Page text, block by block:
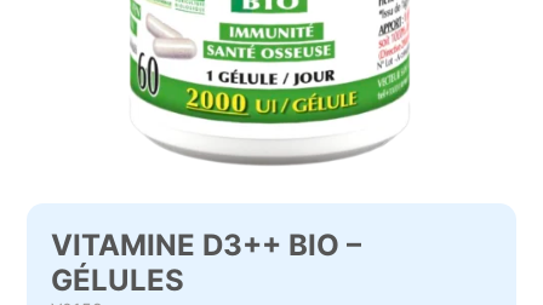
VITAMINE D3++ BIO –
GÉLULES